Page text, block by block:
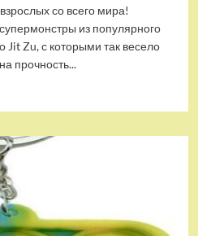
со всего мира!
из популярного
Zu, с которыми так весело
прочность...